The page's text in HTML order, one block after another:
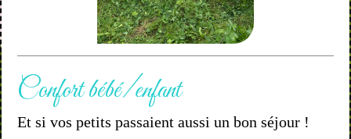
Confort bébé/enfant
Et si vos petits passaient aussi un bon séjour !